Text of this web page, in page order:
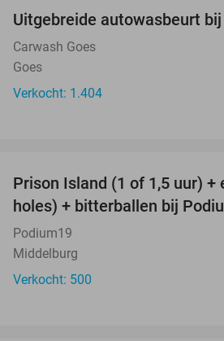
Uitgebreide autowasbeurt
Carwash Goes
Goes
Verkocht: 1.404
Prison Island (1 of 1,5 uur) +
holes) + bitterballen bij
Podium19
Middelburg
Verkocht: 500